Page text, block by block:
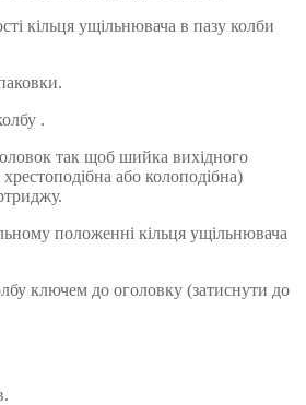
кільця ущільнювача в пазу колби
.
так щоб шийка вихідного
або колоподібна)
положенні кільця ущільнювача
ключем до оголовку (затиснути до